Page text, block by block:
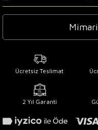
Ücretsiz Teslimat
2 Yıl Garanti